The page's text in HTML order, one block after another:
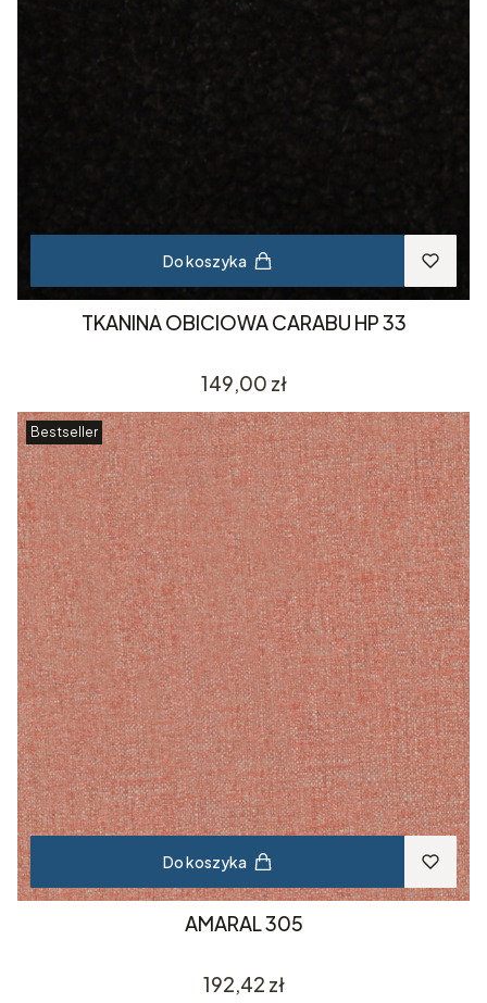
Do koszyka
TKANINA OBICIOWA CARABU HP 33
Cena
149,00 zł
Bestseller
Do koszyka
AMARAL 305
Cena
192,42 zł